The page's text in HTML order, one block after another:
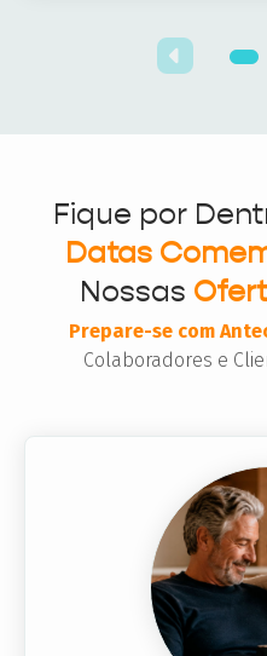
Fique por
Datas
Nossas
Prepare-se com
Colaboradores e